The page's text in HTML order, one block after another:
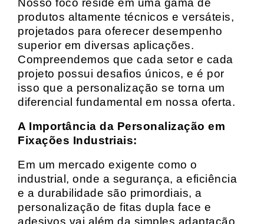
Nosso foco reside em uma gama de
produtos altamente técnicos e versáteis,
projetados para oferecer desempenho
superior em diversas aplicações.
Compreendemos que cada setor e cada
projeto possui desafios únicos, e é por
isso que a personalização se torna um
diferencial fundamental em nossa oferta.
A Importância da Personalização em
Fixações Industriais:
Em um mercado exigente como o
industrial, onde a segurança, a eficiência
e a durabilidade são primordiais, a
personalização de fitas dupla face e
adesivos vai além da simples adaptação